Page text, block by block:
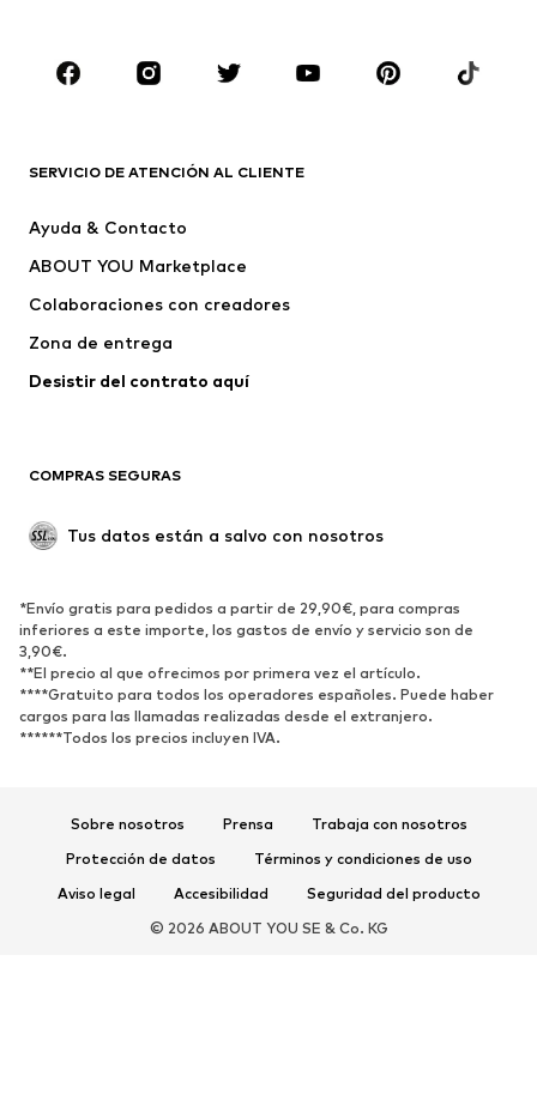
Zapatos
Deporte
Vestidos
Camisetas y tops
Chaquetas
Jerséis y punto
Ropa interior
Abrigos
Tallas grandes
Reciclado
ZAPATOS
Nuevo
Zapatillas de deporte
Botines
Zapatos de tacón y plataforma Botas
Zapatillas de casa
Exclusivo
SERVICIO DE ATENCIÓN AL CLIENTE
Ayuda & Contacto
ABOUT YOU Marketplace
Colaboraciones con creadores
Zona de entrega
Desistir del contrato aquí
COMPRAS SEGURAS
Tus datos están a salvo con nosotros
*Envío gratis para pedidos a partir de 29,90€, para compras
inferiores a este importe, los gastos de envío y servicio son de
3,90€.
**El precio al que ofrecimos por primera vez el artículo.
****Gratuito para todos los operadores españoles. Puede haber
cargos para las llamadas realizadas desde el extranjero.
******Todos los precios incluyen IVA.
Sobre nosotros Prensa
Trabaja con nosotros
Protección de datos
Términos y condiciones de uso
Aviso legal
Accesibilidad
Seguridad del producto
© 2026 ABOUT YOU SE & Co. KG